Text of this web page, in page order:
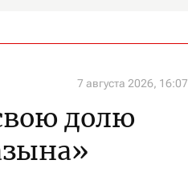
7 августа 2026, 16:07
долю